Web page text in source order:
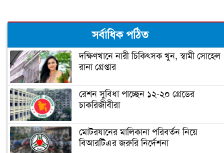
বিশ্বসেরা বিজ্ঞানীর তালিকায় অধ্যাপক রঞ্জিত
জগদীশ চন্দ্র বসুই প্রমাণ করেছিলেন গাছের
মহাকাশে নাসার ড্রাগন
সর্বাধিক পঠিত
দক্ষিণখানে নারী চিকিৎসক খুন, স্বামী সোহেল
রানা গ্রেপ্তার
রেশন সুবিধা পাচ্ছেন ১২-২০ গ্রেডের
চাকরিজীবীরা
মোটরযানের মালিকানা পরিবর্তন নিয়ে
বিআরটিএর জরুরি নির্দেশনা